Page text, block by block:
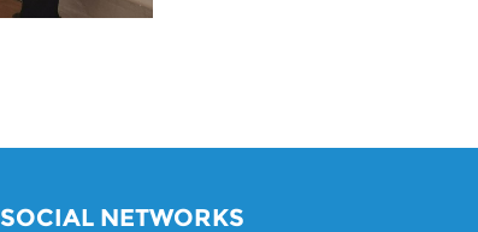
SOCIAL NETWORKS